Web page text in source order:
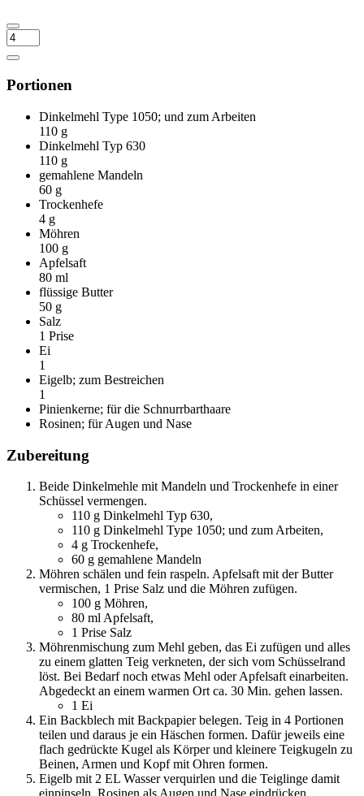
Portionen
Dinkelmehl Type 1050; und zum Arbeiten
110 g
Dinkelmehl Typ 630
110 g
gemahlene Mandeln
60 g
Trockenhefe
4 g
Möhren
100 g
Apfelsaft
80 ml
flüssige Butter
50 g
Salz
1 Prise
Ei
1
Eigelb; zum Bestreichen
1
Pinienkerne; für die Schnurrbarthaare
Rosinen; für Augen und Nase
Zubereitung
Beide Dinkelmehle mit Mandeln und Trockenhefe in einer
Schüssel vermengen.
110 g Dinkelmehl Typ 630,
110 g Dinkelmehl Type 1050; und zum Arbeiten,
4 g Trockenhefe,
60 g gemahlene Mandeln
Möhren schälen und fein raspeln. Apfelsaft mit der Butter
vermischen, 1 Prise Salz und die Möhren zufügen.
100 g Möhren,
80 ml Apfelsaft,
1 Prise Salz
Möhrenmischung zum Mehl geben, das Ei zufügen und alles
zu einem glatten Teig verkneten, der sich vom Schüsselrand
löst. Bei Bedarf noch etwas Mehl oder Apfelsaft einarbeiten.
Abgedeckt an einem warmen Ort ca. 30 Min. gehen lassen.
1 Ei
Ein Backblech mit Backpapier belegen. Teig in 4 Portionen
teilen und daraus je ein Häschen formen. Dafür jeweils eine
flach gedrückte Kugel als Körper und kleinere Teigkugeln zu
Beinen, Armen und Kopf mit Ohren formen.
Eigelb mit 2 EL Wasser verquirlen und die Teiglinge damit